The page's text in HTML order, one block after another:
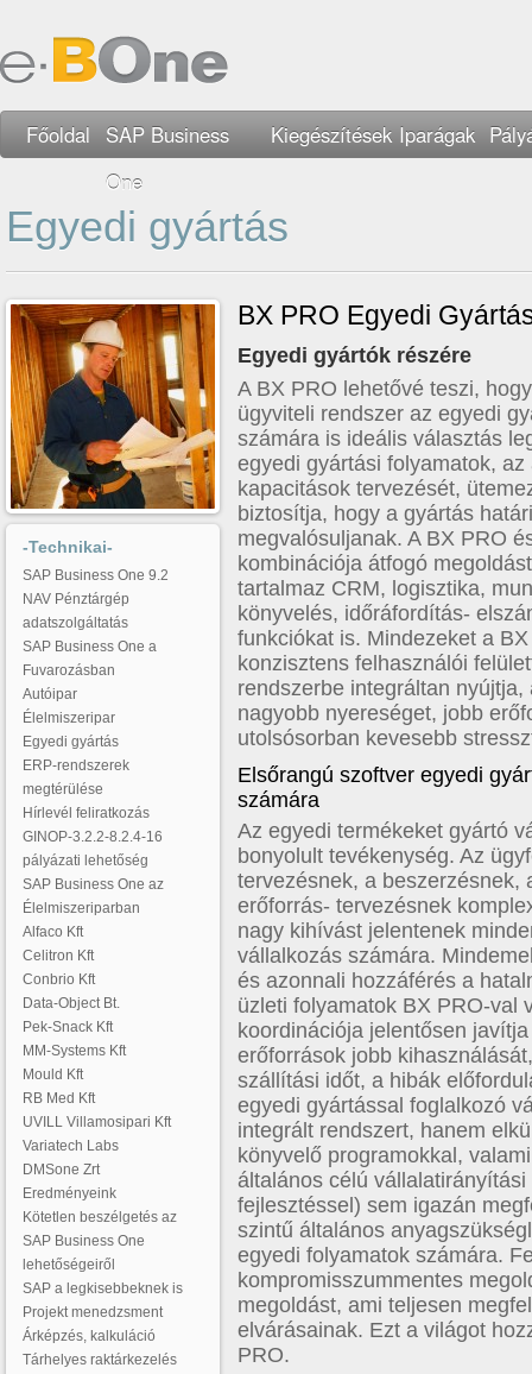
Főoldal
SAP Business
One
Kiegészítések Iparágak
Egyedi gyártás
BX PRO Egyedi
Egyedi gyártók részére
A BX PRO lehetővé teszi,
ügyviteli rendszer az egyedi
számára is ideális választás
egyedi gyártási folyamatok,
kapacitások tervezését,
biztosítja, hogy a gyártás
megvalósuljanak. A BX PRO
kombinációja átfogó
tartalmaz CRM, logisztika,
könyvelés, időráfordítás-
funkciókat is. Mindezeket a
konzisztens felhasználói
rendszerbe integráltan
nagyobb nyereséget, jobb
utolsósorban kevesebb
Elsőrangú szoftver egyedi
számára
Az egyedi termékeket gyártó
bonyolult tevékenység. Az
tervezésnek, a beszerzésnek,
erőforrás- tervezésnek
nagy kihívást jelentenek
vállalkozás számára.
és azonnali hozzáférés a
üzleti folyamatok BX PRO-val
koordinációja jelentősen
erőforrások jobb
szállítási időt, a hibák
egyedi gyártással foglalkozó
integrált rendszert, hanem
könyvelő programokkal,
általános célú
fejlesztéssel) sem igazán
szintű általános
egyedi folyamatok számára.
kompromisszummentes
megoldást, ami teljesen
elvárásainak. Ezt a világot
PRO.
-Technikai-
SAP Business One 9.2
NAV Pénztárgép
adatszolgáltatás
SAP Business One a
Fuvarozásban
Autóipar
Élelmiszeripar
Egyedi gyártás
ERP-rendszerek
megtérülése
Hírlevél feliratkozás
GINOP-3.2.2-8.2.4-16
pályázati lehetőség
SAP Business One az
Élelmiszeriparban
Alfaco Kft
Celitron Kft
Conbrio Kft
Data-Object Bt.
Pek-Snack Kft
MM-Systems Kft
Mould Kft
RB Med Kft
UVILL Villamosipari Kft
Variatech Labs
DMSone Zrt
Eredményeink
Kötetlen beszélgetés az
SAP Business One
lehetőségeiről
SAP a legkisebbeknek is
Projekt menedzsment
Árképzés, kalkuláció
Tárhelyes raktárkezelés